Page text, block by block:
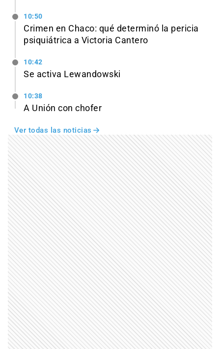
10:50
Crimen en Chaco: qué determinó la pericia
psiquiátrica a Victoria Cantero
10:42
Se activa Lewandowski
10:38
A Unión con chofer
Ver todas las noticias